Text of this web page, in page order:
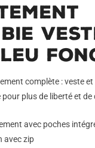
complète : veste
pour plus de liberté et
avec poches
avec zip